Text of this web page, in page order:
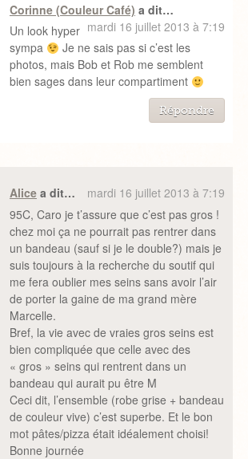
Corinne (Couleur Café) a dit…
mardi 16 juillet 2013 à 7:19
Un look hyper
sympa
Je ne sais pas si c’est les
photos, mais Bob et Rob me semblent
bien sages dans leur compartiment
Répondre
Alicea dit…
mardi 16 juillet 2013 à 7:19
95C, Caro je t’assure que c’est pas gros !
chez moi ça ne pourrait pas rentrer dans
un bandeau (sauf si je le double?) mais je
suis toujours à la recherche du soutif qui
me fera oublier mes seins sans avoir l’air
de porter la gaine de ma grand mère
Marcelle.
Bref, la vie avec de vraies gros seins est
bien compliquée que celle avec des
« gros » seins qui rentrent dans un
bandeau qui aurait pu être M
Ceci dit, l’ensemble (robe grise + bandeau
de couleur vive) c’est superbe. Et le bon
mot pâtes/pizza était idéalement choisi!
Bonne journée